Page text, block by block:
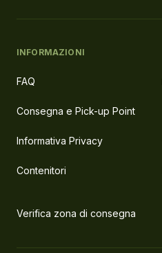
INFORMAZIONI
FAQ
Consegna e Pick-up Point
Informativa Privacy
Contenitori
Verifica zona di consegna